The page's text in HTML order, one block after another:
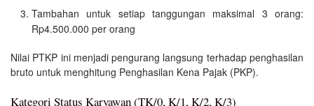
Tambahan untuk setiap tanggungan maksimal 3 orang:
Rp4.500.000 per orang
Nilai PTKP ini menjadi pengurang langsung terhadap penghasilan
bruto untuk menghitung Penghasilan Kena Pajak (PKP).
Kategori Status Karyawan (TK/0, K/1, K/2, K/3)